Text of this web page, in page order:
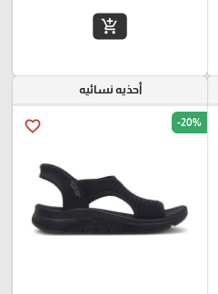
add_shopping_cart
أحذيه نسائيه
favorite_border -20%